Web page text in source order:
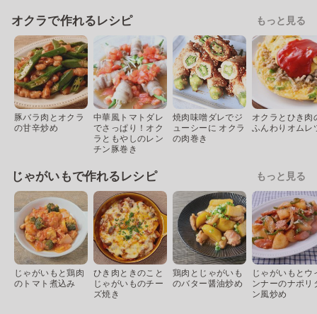
オクラで作れるレシピ もっと見る
豚バラ肉とオクラ
の甘辛炒め
中華風トマトダレ
でさっぱり！オク
ラともやしのレン
チン豚巻き
焼肉味噌ダレでジ
ューシーに オクラ
の肉巻き
オクラとひき肉
ふんわりオムレ
じゃがいもで作れるレシピ もっと見る
じゃがいもと鶏肉
のトマト煮込み
ひき肉ときのこと
じゃがいものチー
ズ焼き
鶏肉とじゃがいも
のバター醤油炒め
じゃがいもとウ
ンナーのナポリ
ン風炒め